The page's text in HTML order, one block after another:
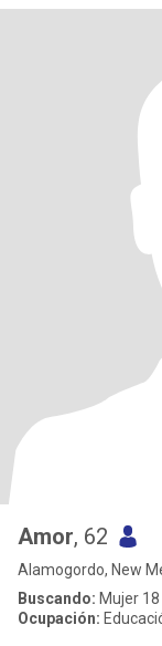
Amor, 62
Alamogordo, New
Buscando: Mujer
Ocupación: